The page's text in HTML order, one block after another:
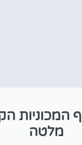
המכוניות
מלטה